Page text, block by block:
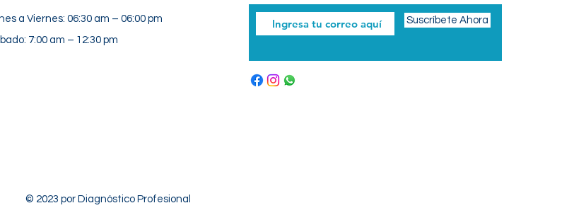
a Viernes: 06:30 am – 06:00 pm
7:00 am – 12:30 pm
Suscríbete Ahora
© 2023 por Diagnóstico Profesional